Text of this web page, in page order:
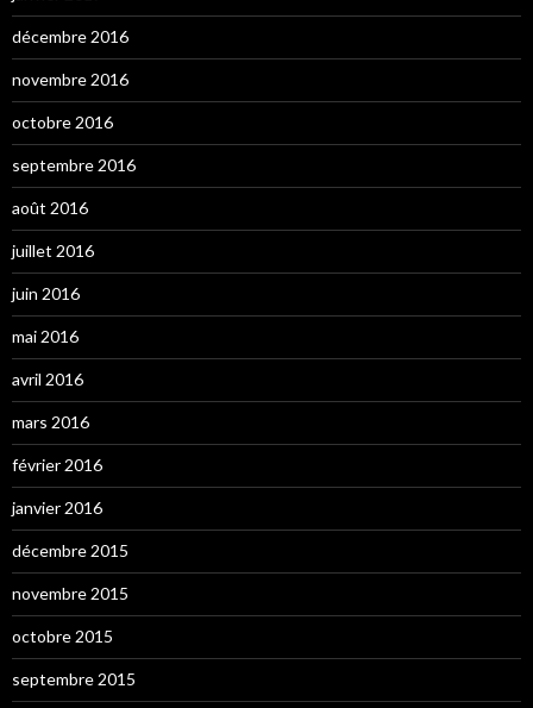
décembre 2016
novembre 2016
octobre 2016
septembre 2016
août 2016
juillet 2016
juin 2016
mai 2016
avril 2016
mars 2016
février 2016
janvier 2016
décembre 2015
novembre 2015
octobre 2015
septembre 2015